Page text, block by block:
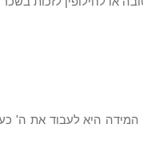
המידה היא לעבוד את ה'